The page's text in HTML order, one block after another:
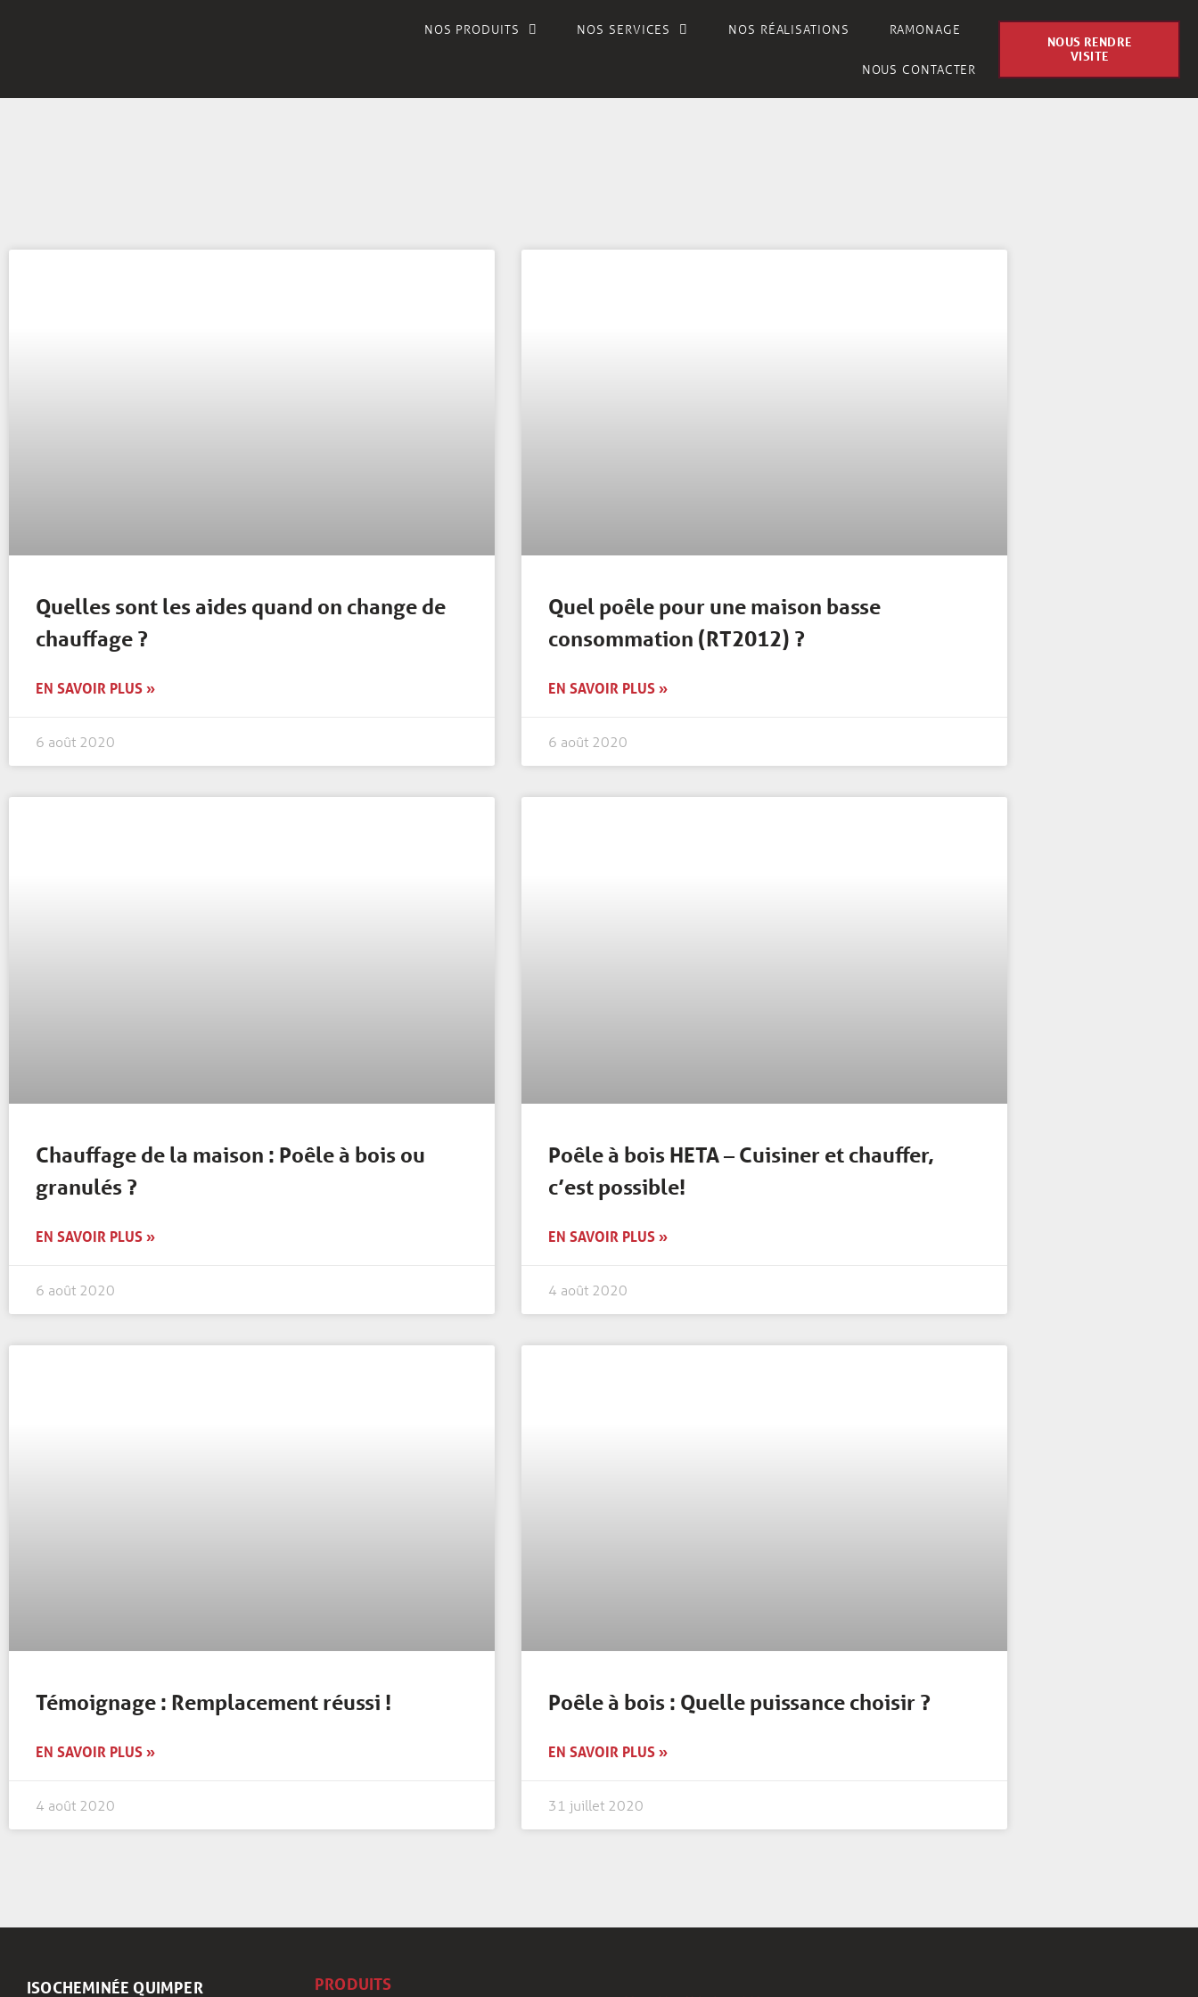
NOS PRODUITS NOS SERVICES NOS RÉALISATIONS RAMONAGE
NOUS CONTACTER
NOUS RENDRE
VISITE
Quelles sont les aides quand on change de
chauffage ?
EN SAVOIR PLUS »
6 août 2020
Quel poêle pour une maison basse
consommation (RT2012) ?
EN SAVOIR PLUS »
6 août 2020
Chauffage de la maison : Poêle à bois ou
granulés ?
EN SAVOIR PLUS »
6 août 2020
Poêle à bois HETA – Cuisiner et chauffer,
c’est possible!
EN SAVOIR PLUS »
4 août 2020
Témoignage : Remplacement réussi !
EN SAVOIR PLUS »
4 août 2020
Poêle à bois : Quelle puissance choisir ?
EN SAVOIR PLUS »
31 juillet 2020
ISOCHEMINÉE QUIMPER
PRODUITS